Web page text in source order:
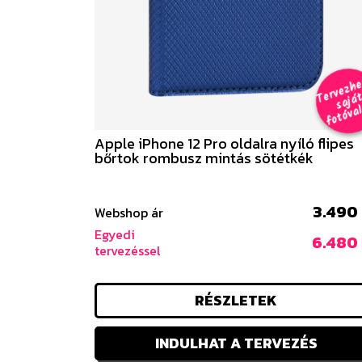
T
t
al
Apple iPhone 12 Pro oldalra nyíló flipes
bőrtok rombusz mintás sötétkék
Webshop ár 3.490
Egyedi
tervezéssel
6.480
RÉSZLETEK
INDULHAT A TERVEZÉS